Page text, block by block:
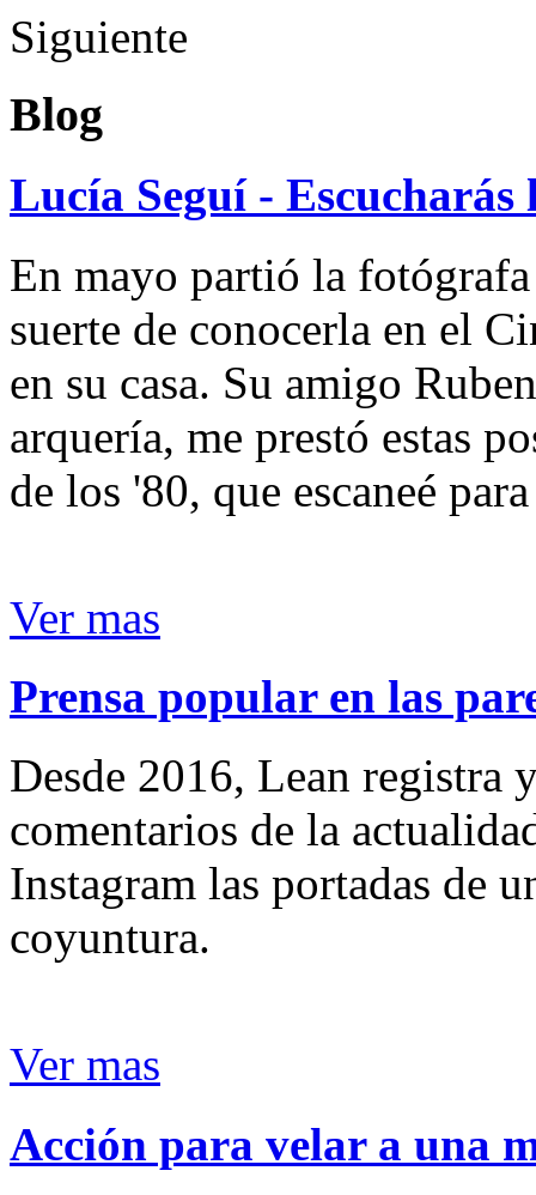
Siguiente
Blog
Lucía Seguí - Escucharás
En mayo partió la
suerte de conocerla en el
en su casa. Su amigo
arquería, me prestó estas
de los '80, que escaneé
Ver mas
Prensa popular en las
Desde 2016, Lean registra
comentarios de la
Instagram las portadas de
coyuntura.
Ver mas
Acción para velar a una